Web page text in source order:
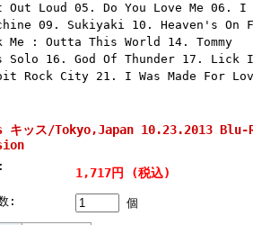
Loud 05. Do You Love Me 06. I
09. Sukiyaki 10. Heaven's On
: Outta This World 14. Tommy
Solo 16. God Of Thunder 17. Lick
Rock City 21. I Was Made For
キッス/Tokyo,Japan 10.23.2013 Blu-
1,717円 (税込)
: 個